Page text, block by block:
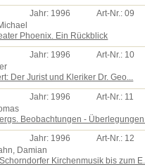
Jahr: 1996 Art-Nr.:09
Phoenix. Ein Rückblick
Jahr: 1996 Art-Nr.: 10
Der Jurist und Kleriker Dr. Geo...
Jahr: 1996 Art-Nr.: 11
Beobachtungen - Überlegungen
Jahr: 1996 Art-Nr.: 12
Damian
Kirchenmusik bis zum